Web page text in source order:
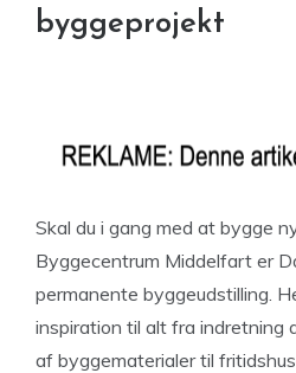
byggeprojekt
Skal du i gang med at bygge
Byggecentrum Middelfart er
permanente byggeudstilling.
inspiration til alt fra
af byggematerialer til